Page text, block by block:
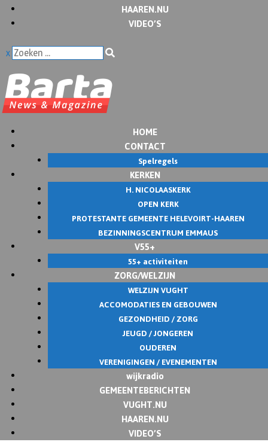
HAAREN.NU
VIDEO’S
x
HOME
CONTACT
Spelregels
KERKEN
H. NICOLAASKERK
OPEN KERK
PROTESTANTE GEMEENTE HELEVOIRT-HAAREN
BEZINNINGSCENTRUM EMMAUS
V55+
55+ activiteiten
ZORG/WELZIJN
WELZIJN VUGHT
ACCOMODATIES EN GEBOUWEN
GEZONDHEID / ZORG
JEUGD / JONGEREN
OUDEREN
VERENIGINGEN / EVENEMENTEN
wijkradio
GEMEENTEBERICHTEN
VUGHT.NU
HAAREN.NU
VIDEO’S